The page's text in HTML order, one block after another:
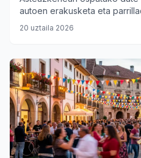
autoen erakusketa eta
20 uztaila 2026